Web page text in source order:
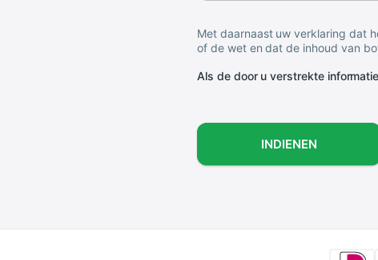
Met daarnaast uw verklaring dat
of de wet en dat de inhoud van
Als de door u verstrekte
INDIENEN